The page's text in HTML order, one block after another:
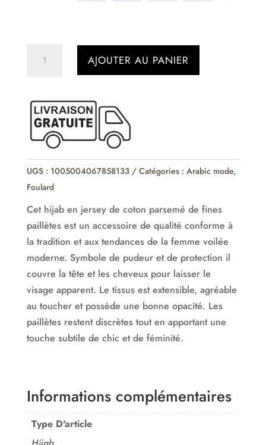
en
jersey
fines
paillètes
AJOUTER AU PANIER
UGS : 1005004067858133 Catégories : Arabic mode,
Foulard
Cet hijab en jersey de coton parsemé de fines
paillètes est un accessoire de qualité conforme à
la tradition et aux tendances de la femme voilée
moderne. Symbole de pudeur et de protection il
couvre la tête et les cheveux pour laisser le
visage apparent. Le tissus est extensible, agréable
au toucher et possède une bonne opacité. Les
paillètes restent discrètes tout en apportant une
touche subtile de chic et de féminité.
Informations complémentaires
Type D'article